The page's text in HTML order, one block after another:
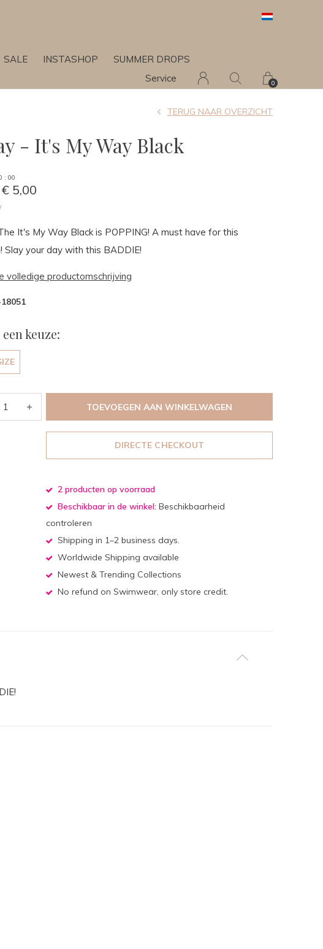
SALE INSTASHOP
SUMMER DROPS
Service
0
- It's My Way Black
TERUG NAAR OVERZICHT
: 00
€ 5,00
It's My Way Black is POPPING! A must have for this
Slay your day with this BADDIE!
volledige productomschrijving
keuze:
TOEVOEGEN AAN WINKELWAGEN
DIRECTE CHECKOUT
2 producten op voorraad
Beschikbaar in de winkel: Beschikbaarheid
controleren
Shipping in 1–2 business days.
Worldwide Shipping available
Newest & Trending Collections
No refund on Swimwear, only store credit.